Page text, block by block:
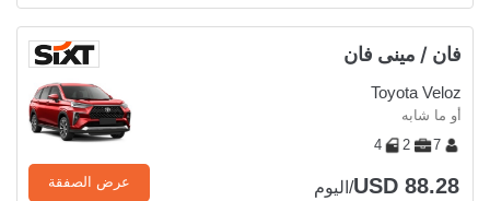
فان / مينى فان
Toyota Veloz
أو ما شابه
7
2
4
USD 88.28/اليوم عرض الصفقة